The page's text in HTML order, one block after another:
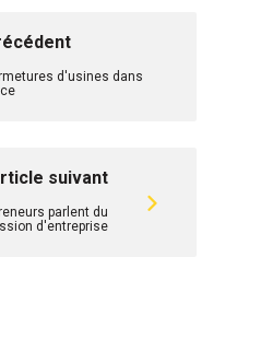
d'usines dans
suivant
parlent du
d'entreprise